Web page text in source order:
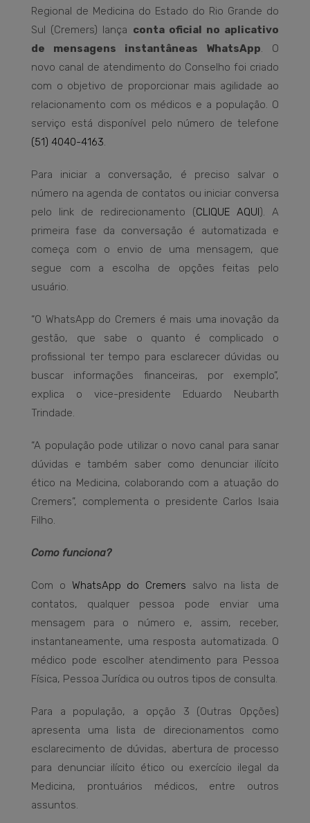
Regional de Medicina do Estado do Rio Grande do
Sul (Cremers) lança conta oficial no aplicativo
de mensagens instantâneas WhatsApp. O
novo canal de atendimento do Conselho foi criado
com o objetivo de proporcionar mais agilidade ao
relacionamento com os médicos e a população. O
serviço está disponível pelo número de telefone
(51) 4040-4163.
Para iniciar a conversação, é preciso salvar o
número na agenda de contatos ou iniciar conversa
pelo link de redirecionamento (CLIQUE AQUI). A
primeira fase da conversação é automatizada e
começa com o envio de uma mensagem, que
segue com a escolha de opções feitas pelo
usuário.
“O WhatsApp do Cremers é mais uma inovação da
gestão, que sabe o quanto é complicado o
profissional ter tempo para esclarecer dúvidas ou
buscar informações financeiras, por exemplo”,
explica o vice-presidente Eduardo Neubarth
Trindade.
“A população pode utilizar o novo canal para sanar
dúvidas e também saber como denunciar ilícito
ético na Medicina, colaborando com a atuação do
Cremers”, complementa o presidente Carlos Isaia
Filho.
Como funciona?
Com o WhatsApp do Cremers salvo na lista de
contatos, qualquer pessoa pode enviar uma
mensagem para o número e, assim, receber,
instantaneamente, uma resposta automatizada. O
médico pode escolher atendimento para Pessoa
Física, Pessoa Jurídica ou outros tipos de consulta.
Para a população, a opção 3 (Outras Opções)
apresenta uma lista de direcionamentos como
esclarecimento de dúvidas, abertura de processo
para denunciar ilícito ético ou exercício ilegal da
Medicina, prontuários médicos, entre outros
assuntos.